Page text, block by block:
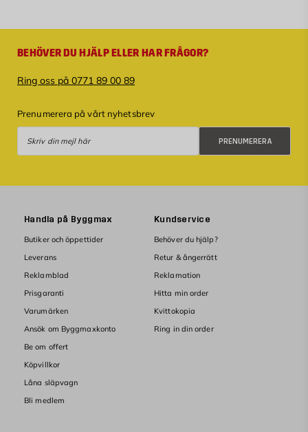
BEHÖVER DU HJÄLP ELLER HAR FRÅGOR?
Ring oss på 0771 89 00 89
Prenumerera på vårt nyhetsbrev
PRENUMERERA
Handla på Byggmax
Butiker och öppettider
Leverans
Reklamblad
Prisgaranti
Varumärken
Ansök om Byggmaxkonto
Be om offert
Köpvillkor
Låna släpvagn
Bli medlem
Kundservice
Behöver du hjälp?
Retur & ångerrätt
Reklamation
Hitta min order
Kvittokopia
Ring in din order